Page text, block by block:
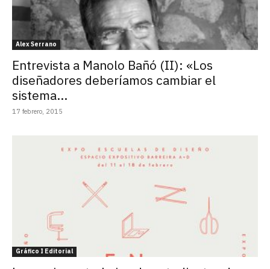
Alex Serrano
Entrevista a Manolo Bañó (II): «Los
diseñadores deberíamos cambiar el
sistema...
17 febrero, 2015
Gráfico I Editorial